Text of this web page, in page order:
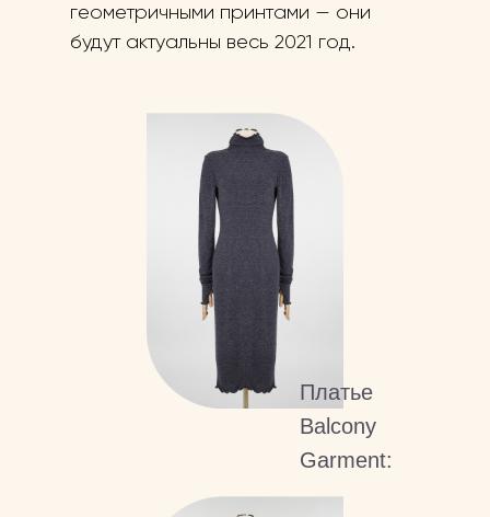
геометричными принтами — они
будут актуальны весь 2021 год.
Платье
Balcony
Garment: